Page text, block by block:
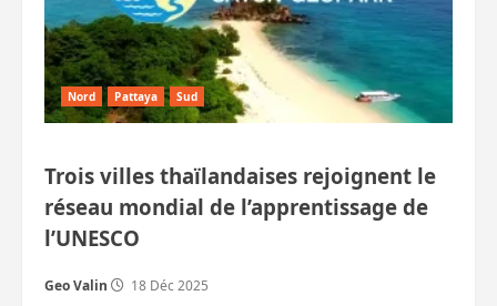
Nord Pattaya Sud
Trois villes thaïlandaises rejoignent le
réseau mondial de l’apprentissage de
l’UNESCO
Geo Valin 18 Déc 2025